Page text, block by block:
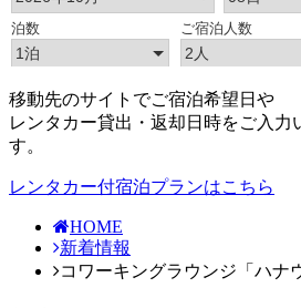
移動先のサイトでご宿泊希望日や
レンタカー貸出・返却日時をご入力
す。
レンタカー付宿泊プランはこちら
HOME
新着情報
コワーキングラウンジ「ハナ